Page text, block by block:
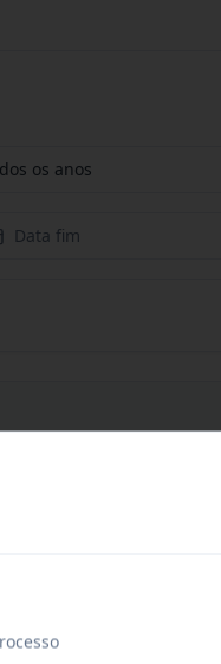
os anos
Data fim
PARA PRESTAÇÃ
P